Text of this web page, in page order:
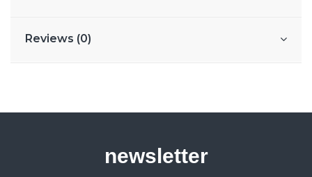
Reviews (0)
newsletter